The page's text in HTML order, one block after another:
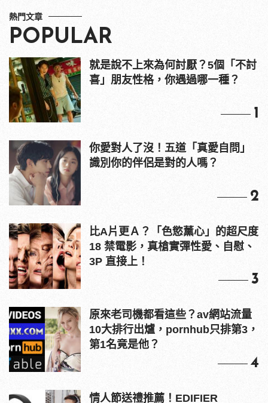
熱門文章
POPULAR
就是說不上來為何討厭？5個「不討
喜」朋友性格，你遇過哪一種？
1
你愛對人了沒！五道「真愛自問」
識別你的伴侶是對的人嗎？
2
比A片更Ａ？「色慾薰心」的超尺度
18 禁電影，真槍實彈性愛、自慰、
3P 直接上！
3
原來老司機都看這些？av網站流量
10大排行出爐，pornhub只排第3，
第1名竟是他？
4
情人節送禮推薦！EDIFIER